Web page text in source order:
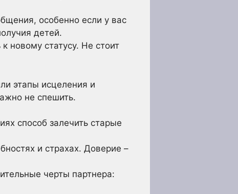
особенно если у вас
детей.
новому статусу. Не стоит
этапы исцеления и
не спешить.
способ залечить старые
и страхах. Доверие –
черты партнера: